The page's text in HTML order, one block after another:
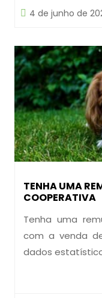
4 de junho de
TENHA UMA
COOPERATIVA
Tenha uma
com a venda
dados